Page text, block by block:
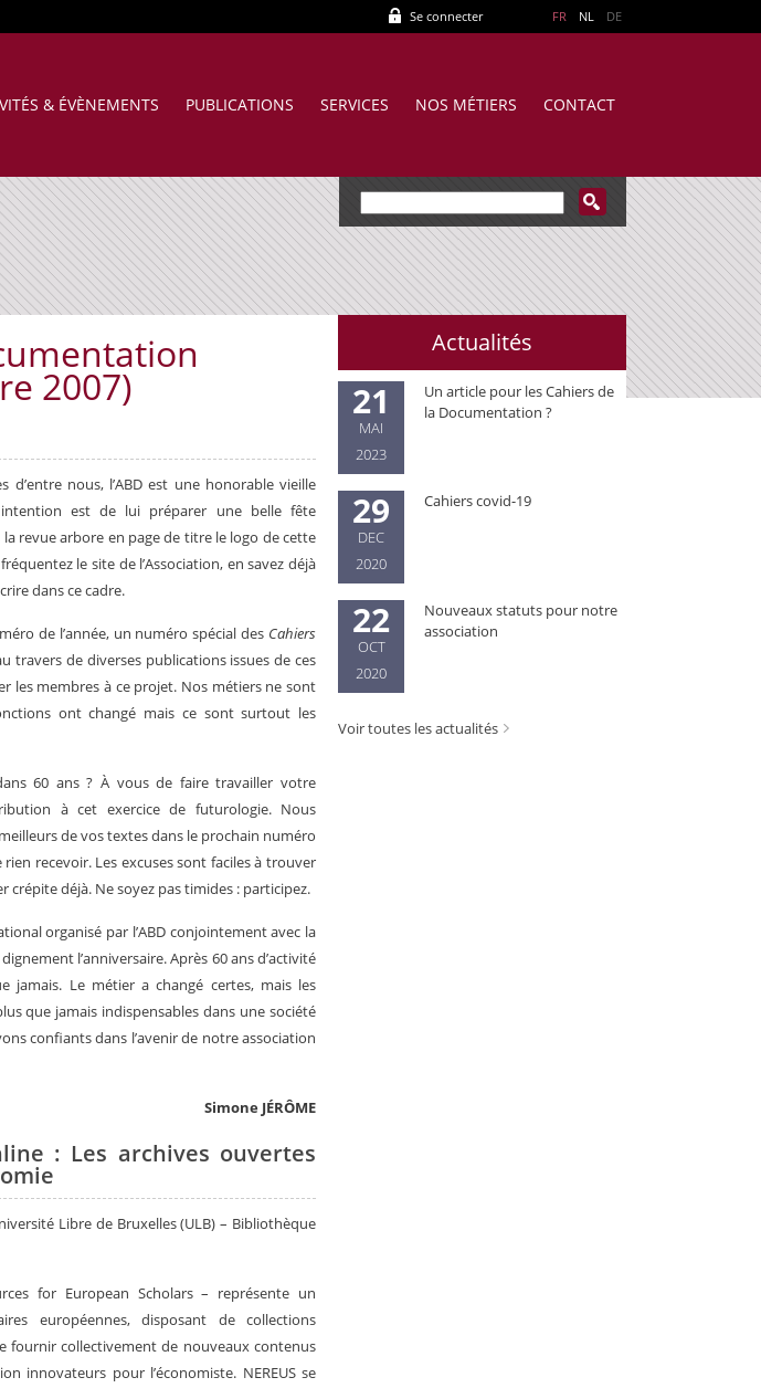
Se connecter FR NL DE
& ÉVÈNEMENTS PUBLICATIONS SERVICES NOS MÉTIERS CONTACT
2007)
nous, l’ABD est une honorable vieille
est de lui préparer une belle fête
revue arbore en page de titre le logo de cette
le site de l’Associa­tion, en savez déjà
dans ce cadre.
de l’année, un numéro spécial des Cahiers
travers de diverses publications issues de ces
les membres à ce projet. Nos métiers ne sont
ont changé mais ce sont surtout les
60 ans ? À vous de faire travailler votre
à cet exercice de futurologie. Nous
de vos textes dans le prochain numéro
recevoir. Les excuses sont fa­ciles à trouver
crépite déjà. Ne soyez pas timi­des : participez.
organisé par l’ABD conjointement avec la
l’anniversaire. Après 60 ans d’activité
jamais. Le métier a changé certes, mais les
que jamais in­dispensables dans une société
confiants dans l’avenir de notre association
Simone JÉRÔME
: Les archives ouvertes
Libre de Bruxelles (ULB) – Bibliothèque
for European Scholars – représente un
européennes, disposant de collections
fournir collectivement de nouveaux contenus
innovateurs pour l’économiste. NEREUS se
Actualités
21
MAI
2023
Un article pour les Cahiers de
la Documentation ?
29
DEC
2020
Cahiers covid-19
22
OCT
2020
Nouveaux statuts pour notre
association
Voir toutes les actualités